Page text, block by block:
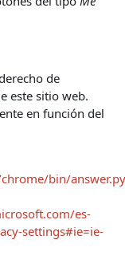
de
este sitio web.
en función del
bin/
es-
settings#ie=ie-